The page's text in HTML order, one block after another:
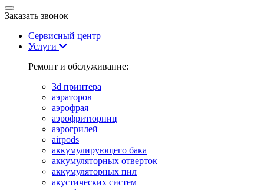
Заказать звонок
Сервисный центр
Услуги
Ремонт и обслуживание:
3d принтера
аэраторов
аэрофрая
аэрофритюрниц
аэрогрилей
airpods
аккумулирующего бака
аккумуляторных отверток
аккумуляторных пил
акустических систем